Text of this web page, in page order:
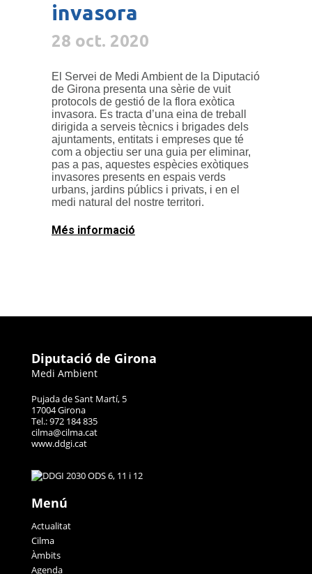
invasora
28 oct. 2020
El Servei de Medi Ambient de la Diputació
de Girona presenta una sèrie de vuit
protocols de gestió de la flora exòtica
invasora. Es tracta d’una eina de treball
dirigida a serveis tècnics i brigades dels
ajuntaments, entitats i empreses que té
com a objectiu ser una guia per eliminar,
pas a pas, aquestes espècies exòtiques
invasores presents en espais verds
urbans, jardins públics i privats, i en el
medi natural del nostre territori.
Més informació
Diputació de Girona
Medi Ambient
Pujada de Sant Martí, 5
17004 Girona
Tel.: 972 184 835
cilma@cilma.cat
www.ddgi.cat
Menú
Actualitat
Cilma
Àmbits
Agenda